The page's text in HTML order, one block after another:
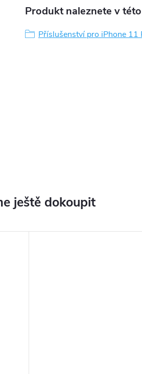
Produkt naleznete v
Příslušenství pro iPhone 11
ještě dokoupit